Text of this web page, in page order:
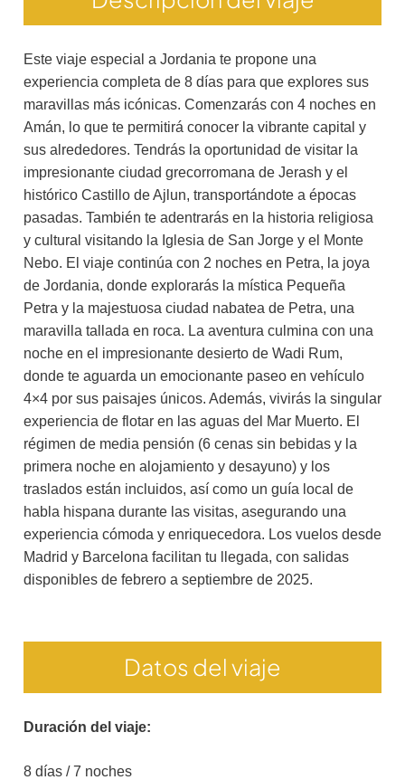
Este viaje especial a Jordania te propone una
experiencia completa de 8 días para que explores sus
maravillas más icónicas. Comenzarás con 4 noches en
Amán, lo que te permitirá conocer la vibrante capital y
sus alrededores. Tendrás la oportunidad de visitar la
impresionante ciudad grecorromana de Jerash y el
histórico Castillo de Ajlun, transportándote a épocas
pasadas. También te adentrarás en la historia religiosa
y cultural visitando la Iglesia de San Jorge y el Monte
Nebo. El viaje continúa con 2 noches en Petra, la joya
de Jordania, donde explorarás la mística Pequeña
Petra y la majestuosa ciudad nabatea de Petra, una
maravilla tallada en roca. La aventura culmina con una
noche en el impresionante desierto de Wadi Rum,
donde te aguarda un emocionante paseo en vehículo
4×4 por sus paisajes únicos. Además, vivirás la singular
experiencia de flotar en las aguas del Mar Muerto. El
régimen de media pensión (6 cenas sin bebidas y la
primera noche en alojamiento y desayuno) y los
traslados están incluidos, así como un guía local de
habla hispana durante las visitas, asegurando una
experiencia cómoda y enriquecedora. Los vuelos desde
Madrid y Barcelona facilitan tu llegada, con salidas
disponibles de febrero a septiembre de 2025.
Datos del viaje
Duración del viaje:
8 días / 7 noches